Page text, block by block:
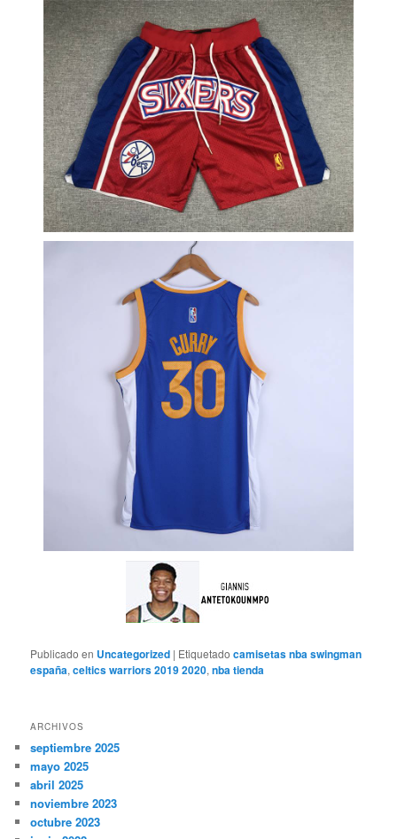
Publicado en Uncategorized | Etiquetado camisetas nba swingman
españa,celtics warriors 2019 2020,nba tienda
ARCHIVOS
septiembre 2025
mayo 2025
abril 2025
noviembre 2023
octubre 2023